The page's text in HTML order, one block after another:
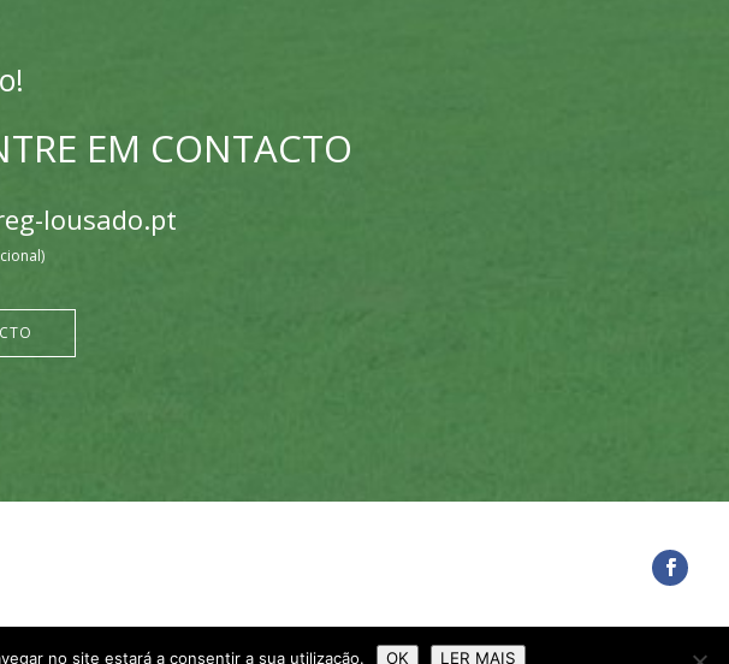
EM CONTACTO
lousado.pt
no site estará a consentir a sua utilização. OK LER MAIS